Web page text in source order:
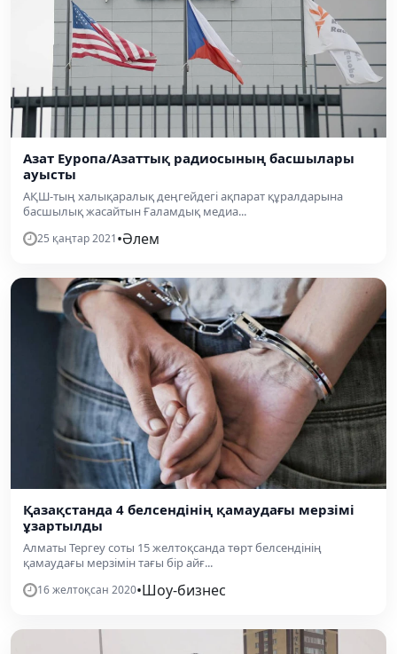
Азат Еуропа/Азаттық радиосының басшылары
ауысты
АҚШ-тың халықаралық деңгейдегі ақпарат құралдарына
басшылық жасайтын Ғаламдық медиа...
25 қаңтар 2021•Әлем
Қазақстанда 4 белсендінің қамаудағы мерзімі
ұзартылды
Алматы Тергеу соты 15 желтоқсанда төрт белсендінің
қамаудағы мерзімін тағы бір айғ...
16 желтоқсан 2020•Шоу-бизнес